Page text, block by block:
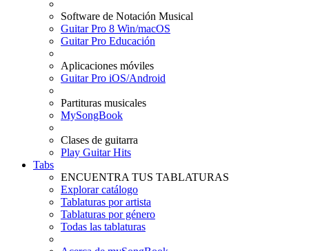
Software de Notación Musical
Guitar Pro 8 Win/macOS
Guitar Pro Educación
Aplicaciones móviles
Guitar Pro iOS/Android
Partituras musicales
MySongBook
Clases de guitarra
Play Guitar Hits
Tabs
ENCUENTRA TUS TABLATURAS
Explorar catálogo
Tablaturas por artista
Tablaturas por género
Todas las tablaturas